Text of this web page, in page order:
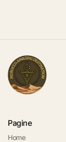
Pagine
Home